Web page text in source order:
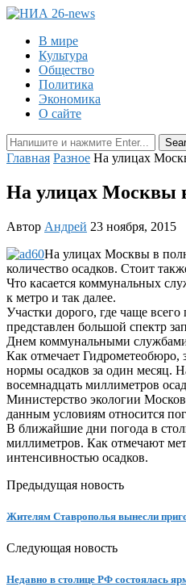
В мире
Культура
Общество
Политика
Экономика
О сайте
Главная Разное На улицах
На улицах Москвы
Автор Андрей 23 ноября, 2015
На улицах Москвы в
количество осадков. Стоит
Что касается коммунальных
к метро и так далее.
Участки дорого, где чаще
представлен большой спектр
Днем коммунальными службами
Как отмечает Гидрометеобюро,
нормы осадков за один месяц.
восемнадцать миллиметров
Министерство экологии
данным условиям относится
В ближайшие дни погода в
миллиметров. Как отмечают
интенсивностью осадков.
Предыдущая новость
Жителям Ставрополья вынесли
Следующая новость
Недавно в столице РФ состоялась